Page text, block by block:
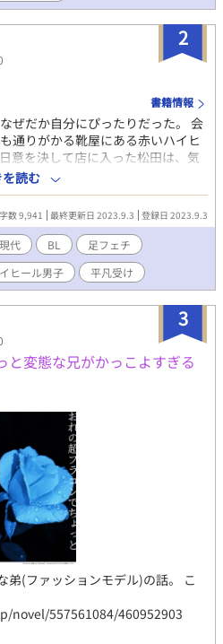
2
書籍情報
ぜだか自分にぴったりだった。 会
通りがかる靴屋にある赤いハイヒ
意を決して店に入った松田は、気
試着させてもらう。どういうわけ
ぴったりで……。 靴職人×社畜リー
交わるまでの物語。 Twitterのフォロ
ただきました。 ☟キーワード ハイ
誘って
読む
数 9,941 最終更新日 2023.9.3 登録日 2023.9.3
現代 BL
足フェチ
ヒール男子 平凡受け
3
と変態な兄がかっこよすぎる
弟(ファッションモデル)の話。 こ
novel/557561084/460952903